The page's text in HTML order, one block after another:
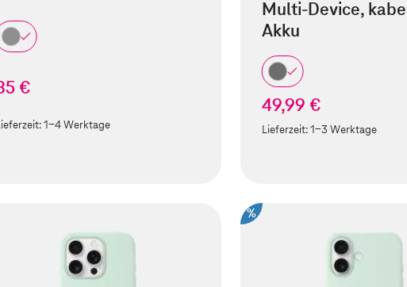
€
1-4 Werktage
Multi-Device,
Akku
49,99 €
Lieferzeit:1-3 Werktage
%